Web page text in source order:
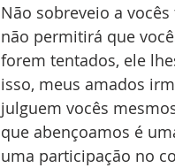
Não sobreveio a
não permitirá que
forem tentados, ele
isso, meus amados
julguem vocês
que abençoamos é
uma participação no